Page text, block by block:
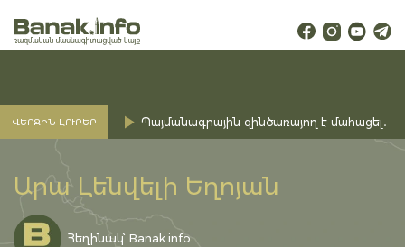
ՎԵՐՋԻՆ ԼՈՒՐԵՐ Պայմանագրային զինծառայող է մահացել․
Արա Լենվելի Եղոյան
Հեղինակ՝ Banak.info